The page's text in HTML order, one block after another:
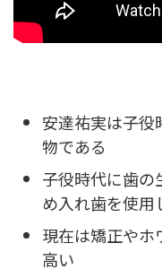
安達祐実は子役
物である
子役時代に歯の
め入れ歯を使用
現在は矯正や
高い